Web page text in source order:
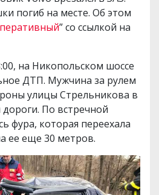
погиб на месте. Об этом
” со ссылкой на
на Никопольском шоссе
ДТП. Мужчина за рулем
улицы Стрельникова в
По встречной
фура, которая переехала
ее еще 30 метров.